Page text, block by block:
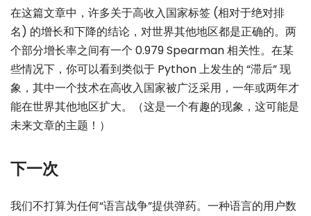
在这篇文章中，许多关于高收入国家标签 (相对于绝对排
名) 的增长和下降的结论，对世界其他地区都是正确的。两
个部分增长率之间有一个 0.979 Spearman 相关性。在某
些情况下，你可以看到类似于 Python 上发生的 “滞后” 现
象，其中一个技术在高收入国家被广泛采用，一年或两年才
能在世界其他地区扩大。（这是一个有趣的现象，这可能是
未来文章的主题！）
下一次
我们不打算为任何“语言战争”提供弹药。一种语言的用户数